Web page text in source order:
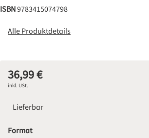
ISBN9783415074798
Alle Produktdetails
Regulärer Preis:
36,99 €
inkl. USt.
Lieferbar
Formatauswählen